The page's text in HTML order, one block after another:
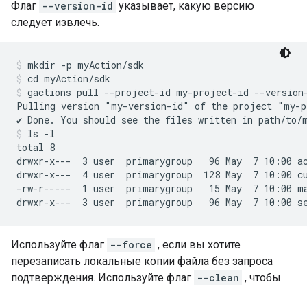
Флаг --version-id указывает, какую версию
следует извлечь.
mkdir -p myAction/sdk
cd myAction/sdk
gactions pull --project-id my-project-id --
Pulling version "my-version-id" of the project "my-
ls -l
total 8
drwxr-x---  3 user  primarygroup   96 May  7 10:00
drwxr-x---  4 user  primarygroup  128 May  7 10:00
-rw-r-----  1 user  primarygroup   15 May  7 10:00
Используйте флаг --force , если вы хотите
перезаписать локальные копии файла без запроса
подтверждения. Используйте флаг --clean , чтобы